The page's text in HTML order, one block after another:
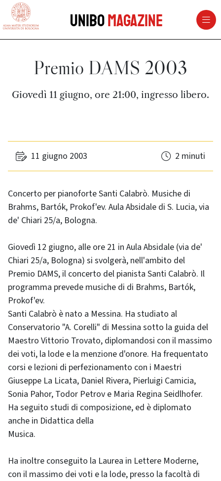
vai al contenuto della pagina
UniboMagazine
Premio DAMS 2003
Giovedì 11 giugno, ore 21:00, ingresso libero.
11 giugno 2003 2 minuti
Concerto per pianoforte Santi Calabrò. Musiche di
Brahms, Bartók, Prokof'ev. Aula Absidale di S. Lucia, via
de' Chiari 25/a, Bologna.
Giovedì 12 giugno, alle ore 21 in Aula Absidale (via de'
Chiari 25/a, Bologna) si svolgerà, nell'ambito del
Premio DAMS, il concerto del pianista Santi Calabrò. Il
programma prevede musiche di di Brahms, Bartók,
Prokof'ev.
Santi Calabrò è nato a Messina. Ha studiato al
Conservatorio "A. Corelli" di Messina sotto la guida del
Maestro Vittorio Trovato, diplomandosi con il massimo
dei voti, la lode e la menzione d'onore. Ha frequentato
corsi e lezioni di perfezionamento con i Maestri
Giuseppe La Licata, Daniel Rivera, Pierluigi Camicia,
Sonia Pahor, Todor Petrov e Maria Regina Seidlhofer.
Ha seguito studi di composizione, ed è diplomato
anche in Didattica della
Musica.
Ha inoltre conseguito la Laurea in Lettere Moderne,
con il massimo dei voti e la lode, presso la facoltà di